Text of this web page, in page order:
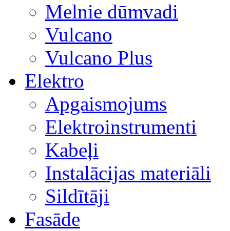
Melnie dūmvadi
Vulcano
Vulcano Plus
Elektro
Apgaismojums
Elektroinstrumenti
Kabeļi
Instalācijas materiāli
Sildītāji
Fasāde